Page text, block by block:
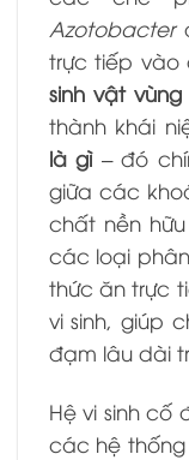
Azotobacter
trực tiếp vào
sinh vật vùng
thành khái
là gì– đó
giữa các
chất nền
các loại
thức ăn trực
vi sinh, giúp
đạm lâu dài
Hệ vi sinh cố
các hệ thống